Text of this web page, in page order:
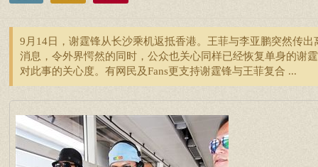
9月14日，谢霆锋从长沙乘机返抵香港。王菲与李亚鹏突然传出
消息，令外界愕然的同时，公众也关心同样已经恢复单身的谢
对此事的关心度。有网民及Fans更支持谢霆锋与王菲复合 ...